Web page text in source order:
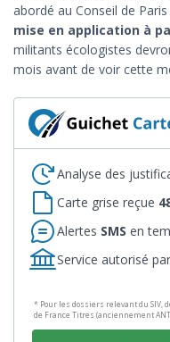
abordé au Conseil de
mise en application à
militants écologistes
mois avant de voir cette
Analyse des
Carte grise reçue
Alertes SMS en
Service autorisé
* Pour les dossiers relevant du SIV,
de France Titres (anciennement